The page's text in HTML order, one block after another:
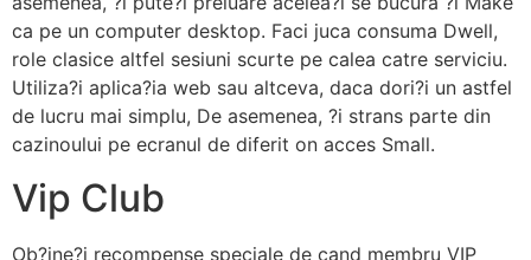
ca pe un computer desktop. Faci juca consuma Dwell,
role clasice altfel sesiuni scurte pe calea catre serviciu.
Utiliza?i aplica?ia web sau altceva, daca dori?i un astfel
de lucru mai simplu, De asemenea, ?i strans parte din
cazinoului pe ecranul de diferit on acces Small.
Vip Club
Ob?ine?i recompense speciale de cand membru VIP